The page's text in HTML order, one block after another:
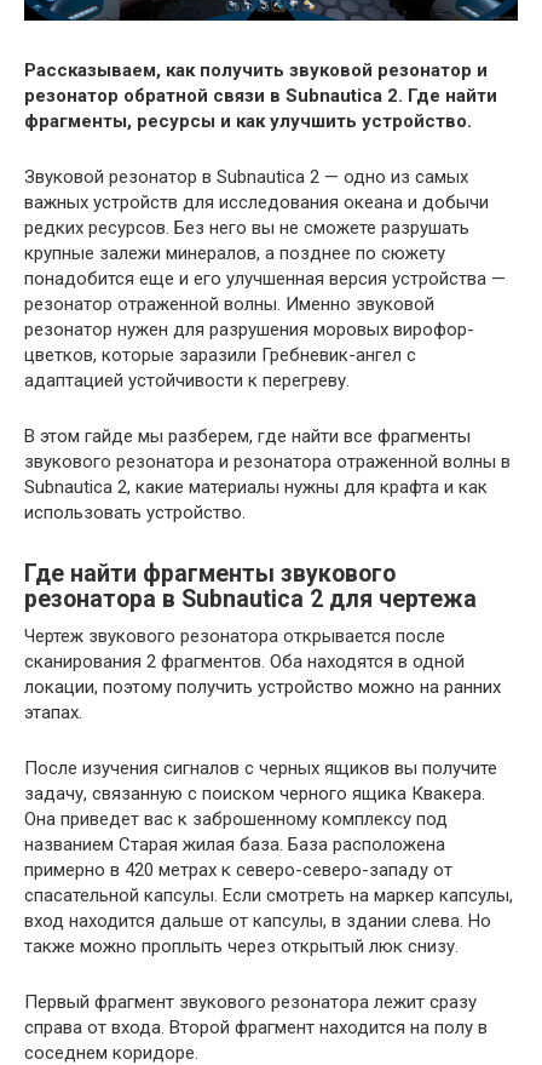
Рассказываем, как получить звуковой резонатор и
резонатор обратной связи в Subnautica 2. Где найти
фрагменты, ресурсы и как улучшить устройство.
Звуковой резонатор в Subnautica 2 — одно из самых
важных устройств для исследования океана и добычи
редких ресурсов. Без него вы не сможете разрушать
крупные залежи минералов, а позднее по сюжету
понадобится еще и его улучшенная версия устройства —
резонатор отраженной волны. Именно звуковой
резонатор нужен для разрушения моровых вирофор-
цветков, которые заразили Гребневик-ангел с
адаптацией устойчивости к перегреву.
В этом гайде мы разберем, где найти все фрагменты
звукового резонатора и резонатора отраженной волны в
Subnautica 2, какие материалы нужны для крафта и как
использовать устройство.
Где найти фрагменты звукового
резонатора в Subnautica 2 для чертежа
Чертеж звукового резонатора открывается после
сканирования 2 фрагментов. Оба находятся в одной
локации, поэтому получить устройство можно на ранних
этапах.
После изучения сигналов с черных ящиков вы получите
задачу, связанную с поиском черного ящика Квакера.
Она приведет вас к заброшенному комплексу под
названием Старая жилая база. База расположена
примерно в 420 метрах к северо-северо-западу от
спасательной капсулы. Если смотреть на маркер капсулы,
вход находится дальше от капсулы, в здании слева. Но
также можно проплыть через открытый люк снизу.
Первый фрагмент звукового резонатора лежит сразу
справа от входа. Второй фрагмент находится на полу в
соседнем коридоре.